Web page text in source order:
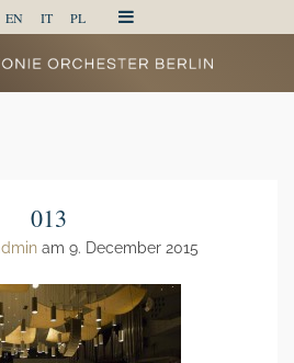
EN IT PL
013
am 9. December 2015